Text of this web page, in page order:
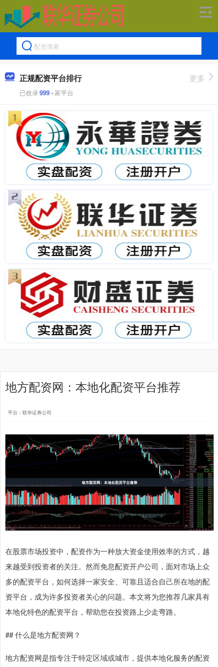
正规配资平台排行
已收录999+家平台
更多
地方配资网：本地化配资平台推荐
平台：联华证券公司
在股票市场投资中，配资作为一种放大资金使用效率的方式，越
来越受到投资者的关注。然而免息配资开户公司，面对市场上众
多的配资平台，如何选择一家安全、可靠且适合自己所在地的配
资平台，成为许多投资者关心的问题。本文将为您推荐几家具有
本地化特色的配资平台，帮助您在投资路上少走弯路。
## 什么是地方配资网？
地方配资网是指专注于特定区域或城市，提供本地化服务的配资